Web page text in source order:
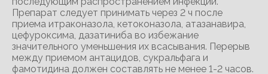
Препарат следует принимать через 2 ч после
приема итраконазола, кетоконазола, атазанавира,
цефуроксима, дазатиниба во избежание
значительного уменьшения их всасывания. Перерыв
между приемом антацидов, сукральфага и
фамотидина должен составлять не менее 1-2 часов.